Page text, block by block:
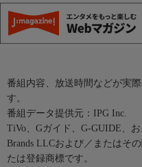
番組内容、放送時間などが実
す。
番組データ提供元：IPG Inc.
TiVo、Gガイド、G-GUIDE、
Brands LLCおよび／またはそ
たは登録商標です。